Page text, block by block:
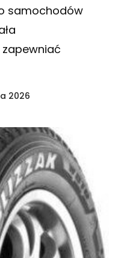
samochodów
2026